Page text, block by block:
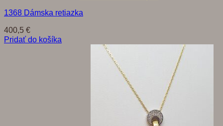
1368 Dámska retiazka
400,5 €
Pridať do košíka